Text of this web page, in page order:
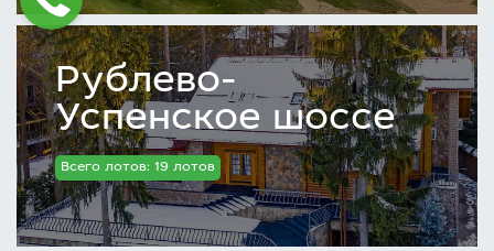
Рублево-
Успенское шоссе
Всего лотов: 19 лотов